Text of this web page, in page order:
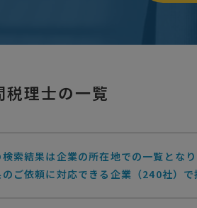
税理士の一覧
索結果は企業の所在地での一覧となり
ご依頼に対応できる企業（240社）で